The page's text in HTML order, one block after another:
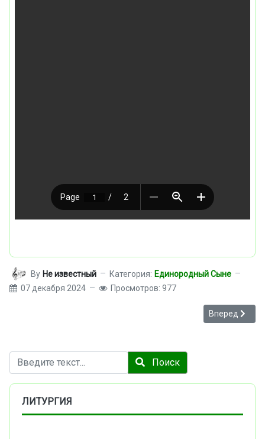
By Не известный Категория: Единородный Сыне
07 декабря 2024
Просмотров: 977
Следующий:
Вперед
Поиск Поиск
ЛИТУРГИЯ